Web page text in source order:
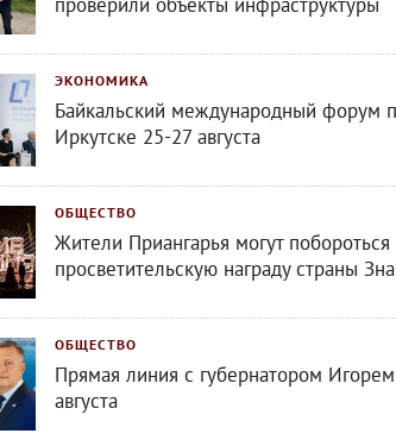
ЭКОНОМИКА
Байкальский международный форум
Иркутске 25-27 августа
ОБЩЕСТВО
Жители Приангарья могут побороться
просветительскую награду страны
ОБЩЕСТВО
Прямая линия с губернатором
августа